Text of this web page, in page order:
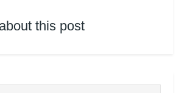
this post